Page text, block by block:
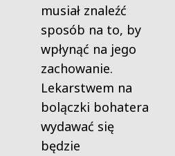
musiał znaleźć
sposób na to, by
wpłynąć na jego
zachowanie.
Lekarstwem na
bolączki bohatera
wydawać się
będzie